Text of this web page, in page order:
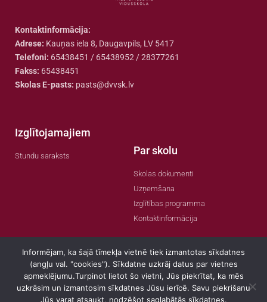
Kontaktinformācija:
Adrese: Kauņas iela 8, Daugavpils, LV 5417
Telefoni: 65438451 / 65438952 / 28377261
Fakss: 65438451
Skolas E-pasts: pasts@dvvsk.lv
Izglītojamajiem
Stundu saraksts Par skolu
Skolas dokumenti
Uzņemšana
Izglītības programma
Kontaktinformācija
© 2022 Visas tiesības aizsargātas
Informējam, ka šajā tīmekļa vietnē tiek izmantotas sīkdatnes
(angļu val. "cookies"). Sīkdatne uzkrāj datus par vietnes
apmeklējumu.Turpinot lietot šo vietni, Jūs piekrītat, ka mēs
uzkrāsim un izmantosim sīkdatnes Jūsu ierīcē. Savu piekrišanu
Jūs varat atsaukt, nodzēšot saglabātās sīkdatnes.